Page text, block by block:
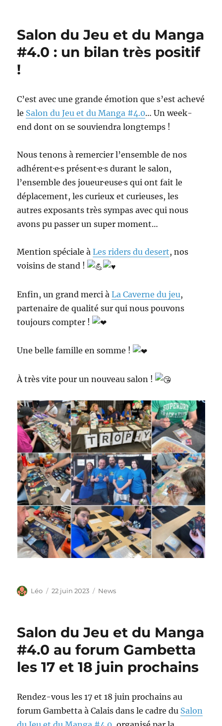
Salon du Jeu et du Manga
#4.0 : un bilan très positif
!
C’est avec une grande émotion que s’est achevé
le Salon du Jeu et du Manga #4.0… Un week-
end dont on se souviendra longtemps !
Nous tenons à remercier l’ensemble de nos
adhérent·e·s présent·e·s durant le salon,
l’ensemble des joueur·euse·s qui ont fait le
déplacement, les curieux et curieuses, les
autres exposants très sympas avec qui nous
avons pu passer un super moment…
Mention spéciale àLes riders du desert, nos
voisins de stand !
Enfin, un grand merci àLa Caverne du jeu,
partenaire de qualité sur qui nous pouvons
toujours compter !
Une belle famille en somme !
À très vite pour un nouveau salon !
Auteur
Léo
Publié
22 juin 2023 Catégories
News
Salon du Jeu et du Manga
#4.0 au forum Gambetta
les 17 et 18 juin prochains
Rendez-vous les 17 et 18 juin prochains au
forum Gambetta à Calais dans le cadre du Salon